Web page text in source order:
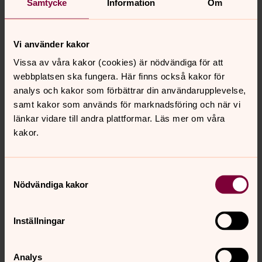
Samtycke Information Om
Vi använder kakor
Vissa av våra kakor (cookies) är nödvändiga för att
webbplatsen ska fungera. Här finns också kakor för
analys och kakor som förbättrar din användarupplevelse,
samt kakor som används för marknadsföring och när vi
länkar vidare till andra plattformar. Läs mer om våra
kakor.
Nödvändiga kakor
Inställningar
Analys
Kommande gudstjänster
augusti 2026
mån
3
tis
4
ons
5
tor
6
fre
7
lör
8 9
Mässa Lindkullen
torsdag 6 augusti 2026·14.30–15.30
Präst Carl Sixten Block
torsdag 6 augusti 2026